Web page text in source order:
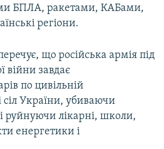
БПЛА, ракетами, КАБами,
регіони.
що російська армія під
війни завдає
по цивільній
сіл України, убиваючи
і руйнуючи лікарні, школи,
енергетики і